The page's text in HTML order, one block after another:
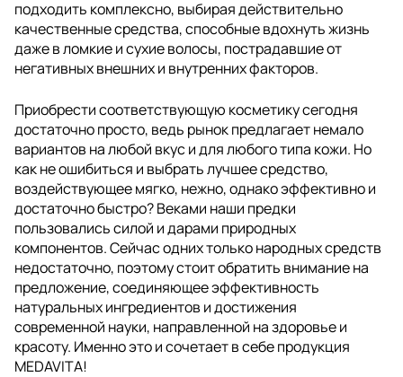
подходить комплексно, выбирая действительно
качественные средства, способные вдохнуть жизнь
даже в ломкие и сухие волосы, пострадавшие от
негативных внешних и внутренних факторов.
Приобрести соответствующую косметику сегодня
достаточно просто, ведь рынок предлагает немало
вариантов на любой вкус и для любого типа кожи. Но
как не ошибиться и выбрать лучшее средство,
воздействующее мягко, нежно, однако эффективно и
достаточно быстро? Веками наши предки
пользовались силой и дарами природных
компонентов. Сейчас одних только народных средств
недостаточно, поэтому стоит обратить внимание на
предложение, соединяющее эффективность
натуральных ингредиентов и достижения
современной науки, направленной на здоровье и
красоту. Именно это и сочетает в себе продукция
MEDAVITA!